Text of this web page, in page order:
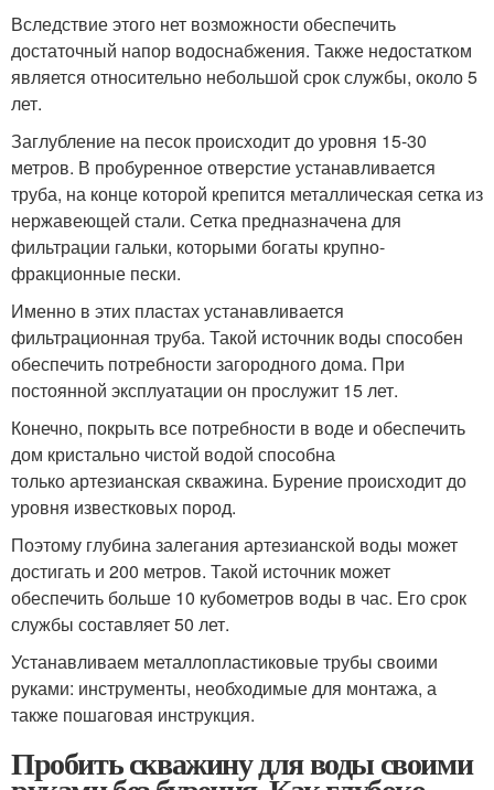
Вследствие этого нет возможности обеспечить
достаточный напор водоснабжения. Также недостатком
является относительно небольшой срок службы, около 5
лет.
Заглубление на песок происходит до уровня 15-30
метров. В пробуренное отверстие устанавливается
труба, на конце которой крепится металлическая сетка из
нержавеющей стали. Сетка предназначена для
фильтрации гальки, которыми богаты крупно-
фракционные пески.
Именно в этих пластах устанавливается
фильтрационная труба. Такой источник воды способен
обеспечить потребности загородного дома. При
постоянной эксплуатации он прослужит 15 лет.
Конечно, покрыть все потребности в воде и обеспечить
дом кристально чистой водой способна
только артезианская скважина. Бурение происходит до
уровня известковых пород.
Поэтому глубина залегания артезианской воды может
достигать и 200 метров. Такой источник может
обеспечить больше 10 кубометров воды в час. Его срок
службы составляет 50 лет.
Устанавливаем металлопластиковые трубы своими
руками: инструменты, необходимые для монтажа, а
также пошаговая инструкция.
Пробить скважину для воды своими